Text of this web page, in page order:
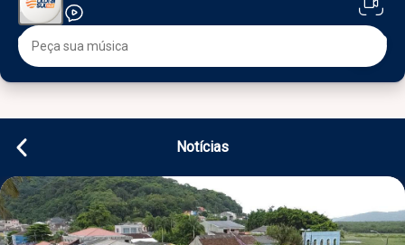
Notícias